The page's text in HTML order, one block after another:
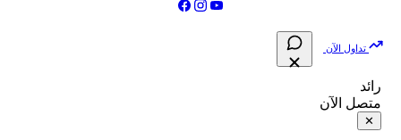
فلتر الأسهم الشرعي
📈 حاسبة عائد التداول
📊 حاسبة الربح التراكمي
📅 المؤشرات الاقتصادية
سياسة تقييم الشركات
الإبلاغ عن شركة نصابة
تداول الآن
رائد
متصل الآن
✕